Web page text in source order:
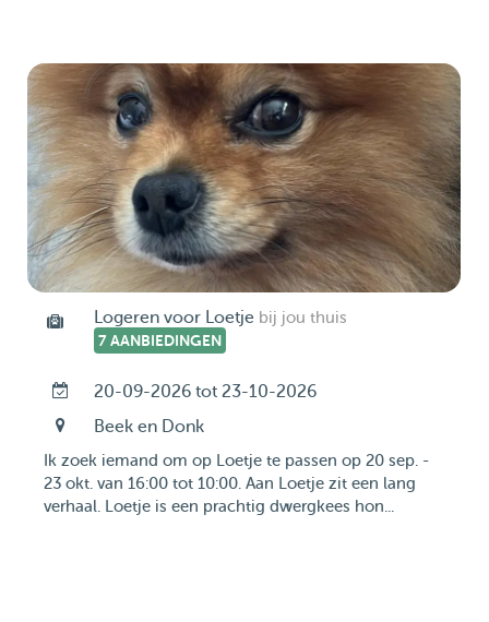
Logeren voor Loetje bij jou thuis
7 AANBIEDINGEN
20-09-2026 tot 23-10-2026
Beek en Donk
Ik zoek iemand om op Loetje te passen op 20 sep. -
23 okt. van 16:00 tot 10:00. Aan Loetje zit een lang
verhaal. Loetje is een prachtig dwergkees hon...